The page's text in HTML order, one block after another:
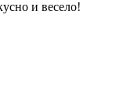
и весело!